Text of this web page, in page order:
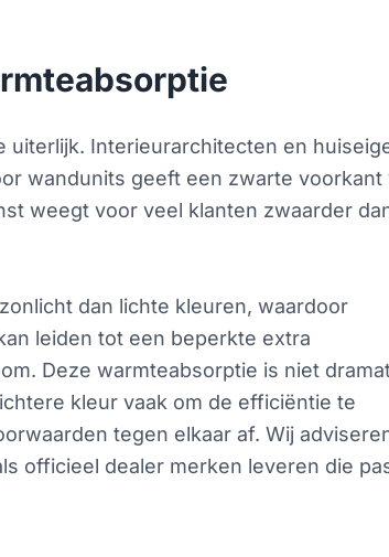
Interieurarchitecten en
wandunits geeft een zwarte voorkant
weegt voor veel klanten zwaarder
dan lichte kleuren, waardoor
leiden tot een beperkte extra
Deze warmteabsorptie is niet
kleur vaak om de efficiëntie te
tegen elkaar af. Wij
officieel dealer merken leveren die